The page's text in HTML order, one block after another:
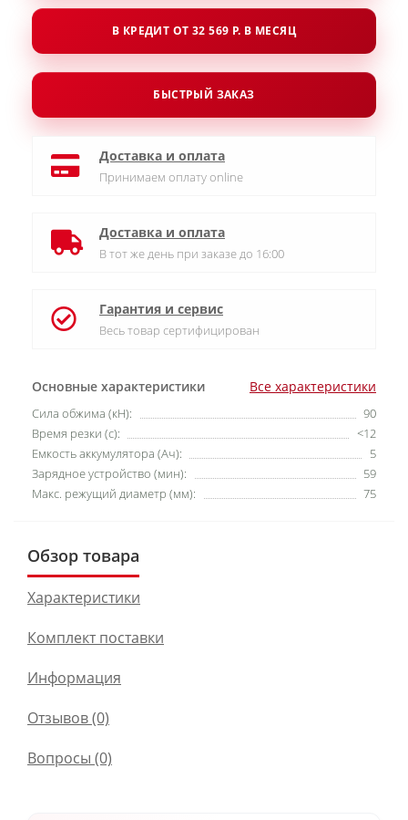
Основные характеристики Все характеристики
Cила обжима (кН):
90
Время резки (с):
<12
Емкость аккумулятора (Ач):
5
Зарядное устройство (мин):
59
Макс. режущий диаметр (мм):
75
В КРЕДИТ ОТ 32 569 Р. В МЕСЯЦ
БЫСТРЫЙ ЗАКАЗ
Доставка и оплата
Принимаем оплату online
Доставка и оплата
В тот же день при заказе до 16:00
Гарантия и сервис
Весь товар сертифицирован
Обзор товара
Характеристики
Комплект поставки
Информация
Отзывов (0)
Вопросы (0)